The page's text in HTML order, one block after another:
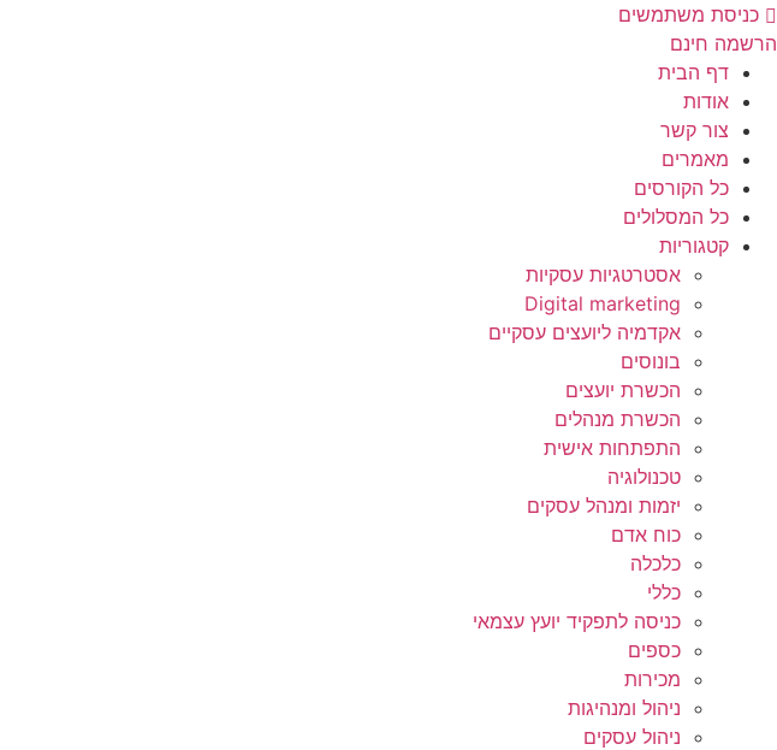
דלג
לתוכן
כניסת משתמשים
הרשמה חינם
דף הבית
אודות
צור קשר
מאמרים
כל הקורסים
כל המסלולים
קטגוריות
אסטרטגיות עסקיות
Digital marketing
אקדמיה ליועצים עסקיים
בונוסים
הכשרת יועצים
הכשרת מנהלים
התפתחות אישית
טכנולוגיה
יזמות ומנהל עסקים
כוח אדם
כלכלה
כללי
כניסה לתפקיד יועץ עצמאי
כספים
מכירות
ניהול ומנהיגות
ניהול עסקים